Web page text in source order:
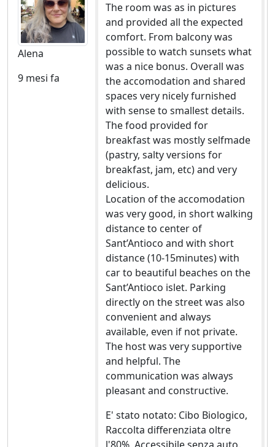
Alena
9 mesi fa
The room was as in pictures
and provided all the expected
comfort. From balcony was
possible to watch sunsets what
was a nice bonus. Overall was
the accomodation and shared
spaces very nicely furnished
with sense to smallest details.
The food provided for
breakfast was mostly selfmade
(pastry, salty versions for
breakfast, jam, etc) and very
delicious.
Location of the accomodation
was very good, in short walking
distance to center of
Sant’Antioco and with short
distance (10-15minutes) with
car to beautiful beaches on the
Sant’Antioco islet. Parking
directly on the street was also
convenient and always
available, even if not private.
The host was very supportive
and helpful. The
communication was always
pleasant and constructive.
E' stato notato: Cibo Biologico,
Raccolta differenziata oltre